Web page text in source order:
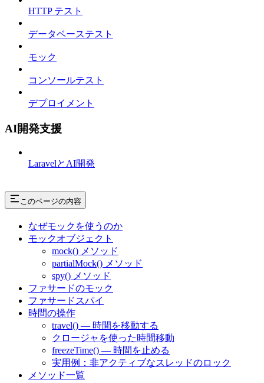
HTTP テスト
データベーステスト
モック
コンソールテスト
デプロイメント
AI開発支援
LaravelとAI開発
このページの内容
なぜモックを使うのか
モックオブジェクト
mock() メソッド
partialMock() メソッド
spy() メソッド
ファサードのモック
ファサードスパイ
時間の操作
travel() — 時間を移動する
クロージャを使った時間移動
freezeTime() — 時間を止める
実用例：非アクティブなスレッドのロック
メソッド一覧